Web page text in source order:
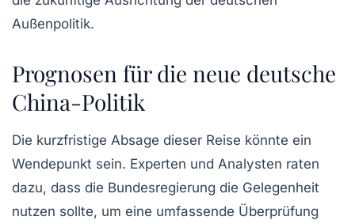
Außenpolitik.
Prognosen für die neue deutsche
China-Politik
Die kurzfristige Absage dieser Reise könnte ein
Wendepunkt sein. Experten und Analysten raten
dazu, dass die Bundesregierung die Gelegenheit
nutzen sollte, um eine umfassende Überprüfung